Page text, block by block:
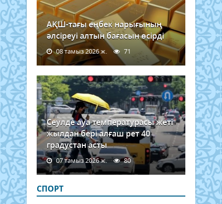
АҚШ-тағы еңбек нарығының
әлсіреуі алтын бағасын өсірді
08 тамыз 2026 ж. 71
Сеулде ауа температурасы жеті
жылдан бері алғаш рет 40
градустан асты
07 тамыз 2026 ж. 80
СПОРТ